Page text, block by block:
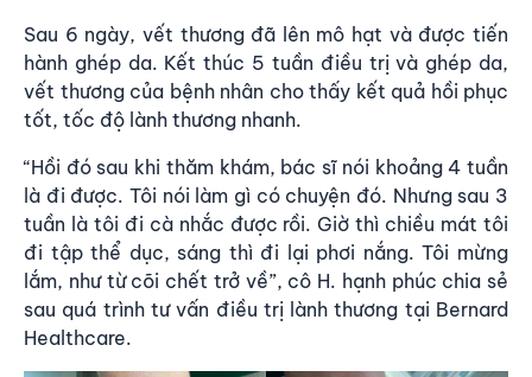
Sau 6 ngày, vết thương đã lên mô hạt và được tiến
hành ghép da. Kết thúc 5 tuần điều trị và ghép da,
vết thương của bệnh nhân cho thấy kết quả hồi phục
tốt, tốc độ lành thương nhanh.
“Hồi đó sau khi thăm khám, bác sĩ nói khoảng 4 tuần
là đi được. Tôi nói làm gì có chuyện đó. Nhưng sau 3
tuần là tôi đi cà nhắc được rồi. Giờ thì chiều mát tôi
đi tập thể dục, sáng thì đi lại phơi nắng. Tôi mừng
lắm, như từ cõi chết trở về”, cô H. hạnh phúc chia sẻ
sau quá trình tư vấn điều trị lành thương tại Bernard
Healthcare.